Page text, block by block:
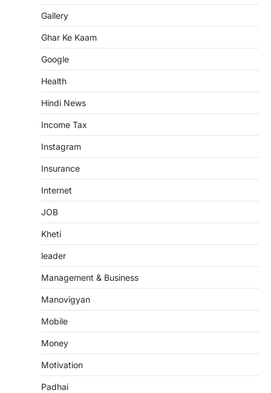
Gallery
Ghar Ke Kaam
Google
Health
Hindi News
Income Tax
Instagram
Insurance
Internet
JOB
Kheti
leader
Management & Business
Manovigyan
Mobile
Money
Motivation
Padhai